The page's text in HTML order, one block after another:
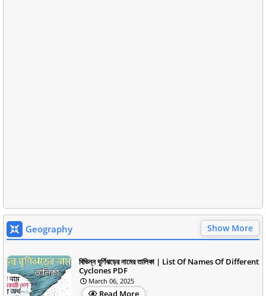
Geography Show More
বিভিন্ন ঘূর্ণিঝড়ের নামের তালিকা | List Of Names Of Different
Cyclones PDF
March 06, 2025
Read More